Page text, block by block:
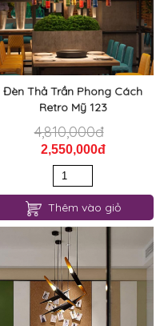
Đèn Thả Trần Phong Cách
Retro Mỹ 123
4,810,000đ
2,550,000đ
Đèn Thả Trần Nghệ Thuật Bắc
Âu Độc Lạ 121